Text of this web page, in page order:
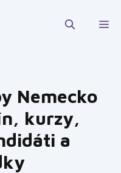
Nemecko
kurzy,
a